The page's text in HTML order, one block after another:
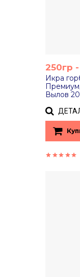
250гр
Икра
Вылов